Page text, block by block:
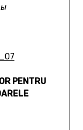
PENTRU